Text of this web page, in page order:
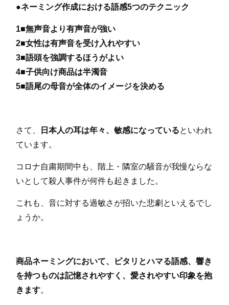
●ネーミング作成における語感5つのテクニック
1■無声音より有声音が強い
2■女性は有声音を受け入れやすい
3■語頭を強調するほうがよい
4■子供向け商品は半濁音
5■語尾の母音が全体のイメージを決める
さて、 日本人の耳は年々、敏感になっているといわれ
ています。
コロナ自粛期間中も、階上・隣室の騒音が我慢ならな
いとして殺人事件が何件も起きました。
これも、音に対する過敏さが招いた悲劇といえるでし
ょうか。
商品ネーミングにおいて、ピタリとハマる語感、響き
を持つものは記憶されやすく、愛されやすい印象を抱
きます。